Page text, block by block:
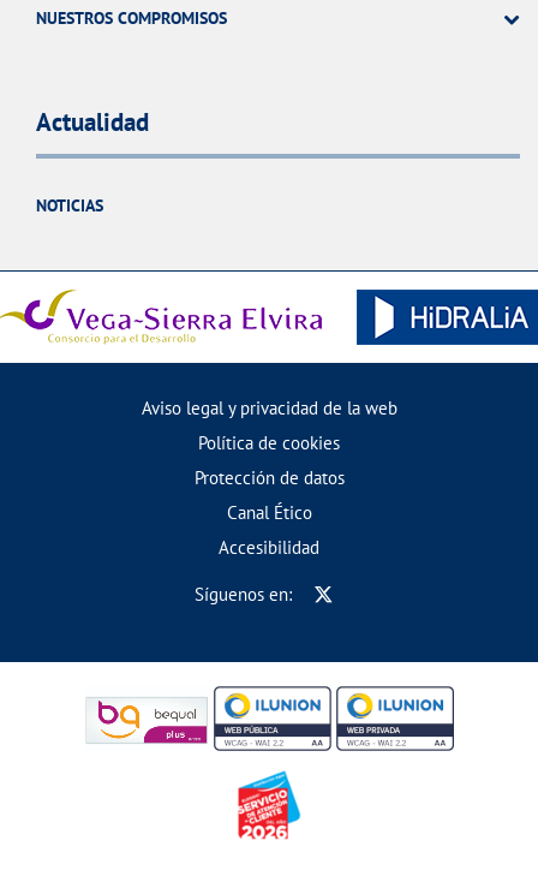
NUESTROS COMPROMISOS
Actualidad
NOTICIAS
Aviso legal y privacidad de la web
Política de cookies
Protección de datos
Canal Ético
Accesibilidad
Síguenos en: